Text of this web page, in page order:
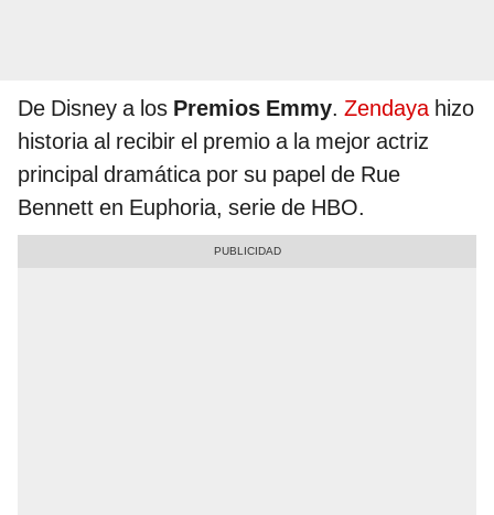
De Disney a los Premios Emmy. Zendayahizo
historia al recibir el premio a la mejor actriz
principal dramática por su papel de Rue
Bennett en Euphoria, serie de HBO.